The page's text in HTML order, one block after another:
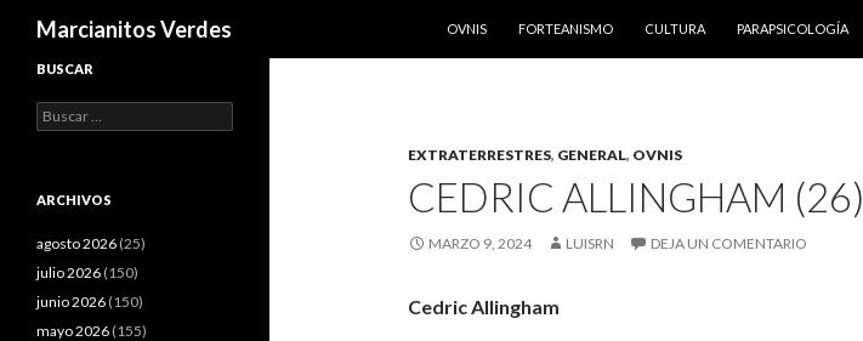
Marcianitos Verdes
OVNIS
FORTEANISMO CULTURA PARAPSICOLOGÍA
EXTRATERRESTRES, GENERAL, OVNIS
CEDRIC ALLINGHAM (26)
MARZO 9, 2024 LUISRN DEJA UN COMENTARIO
Cedric Allingham
BUSCAR
Buscar:
ARCHIVOS
agosto 2026 (25)
julio 2026 (150)
junio 2026 (150)
mayo 2026 (155)